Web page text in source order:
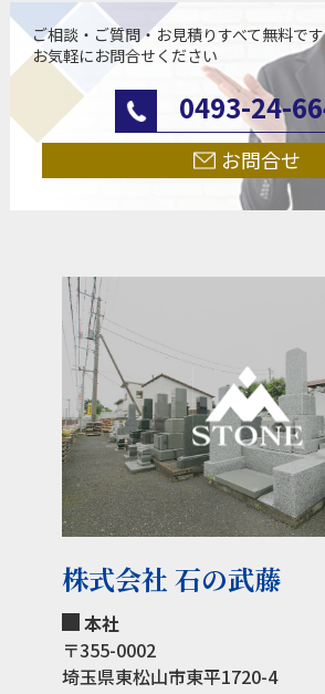
ご相談・ご質問・お見積りすべて無料です
お気軽にお問合せください
0493-24-
お問合せ
株式会社 石の武藤
本社
〒355-0002
埼玉県東松山市東平1720-4